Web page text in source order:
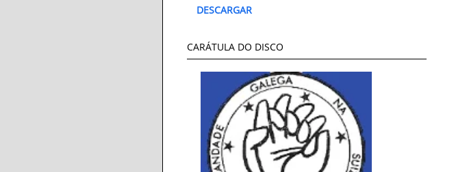
DESCARGAR
CARÁTULA DO DISCO